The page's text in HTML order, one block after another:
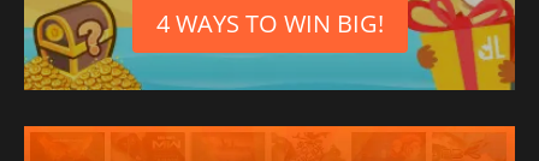
4 WAYS TO WIN BIG!